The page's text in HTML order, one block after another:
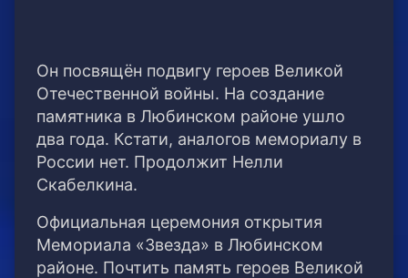
Он посвящён подвигу героев Великой
Отечественной войны. На создание
памятника в Любинском районе ушло
два года. Кстати, аналогов мемориалу в
России нет. Продолжит Нелли
Скабелкина.
Официальная церемония открытия
Мемориала «Звезда» в Любинском
районе. Почтить память героев Великой